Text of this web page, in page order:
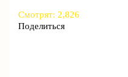
Смотрят: 2,826
Поделиться